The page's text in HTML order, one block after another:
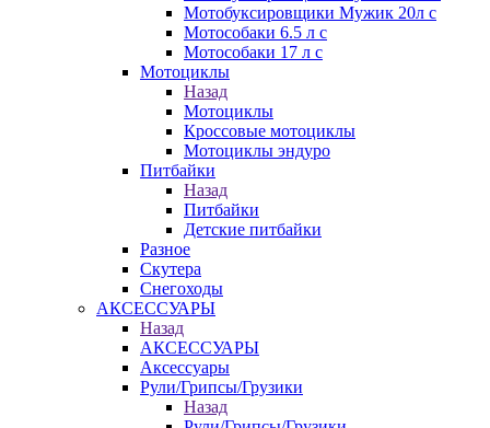
Мотобуксировщики Мужик 20л с
Мотособаки 6.5 л с
Мотособаки 17 л с
Мотоциклы
Назад
Мотоциклы
Кроссовые мотоциклы
Мотоциклы эндуро
Питбайки
Назад
Питбайки
Детские питбайки
Разное
Скутера
Снегоходы
АКСЕССУАРЫ
Назад
АКСЕССУАРЫ
Аксессуары
Рули/Грипсы/Грузики
Назад